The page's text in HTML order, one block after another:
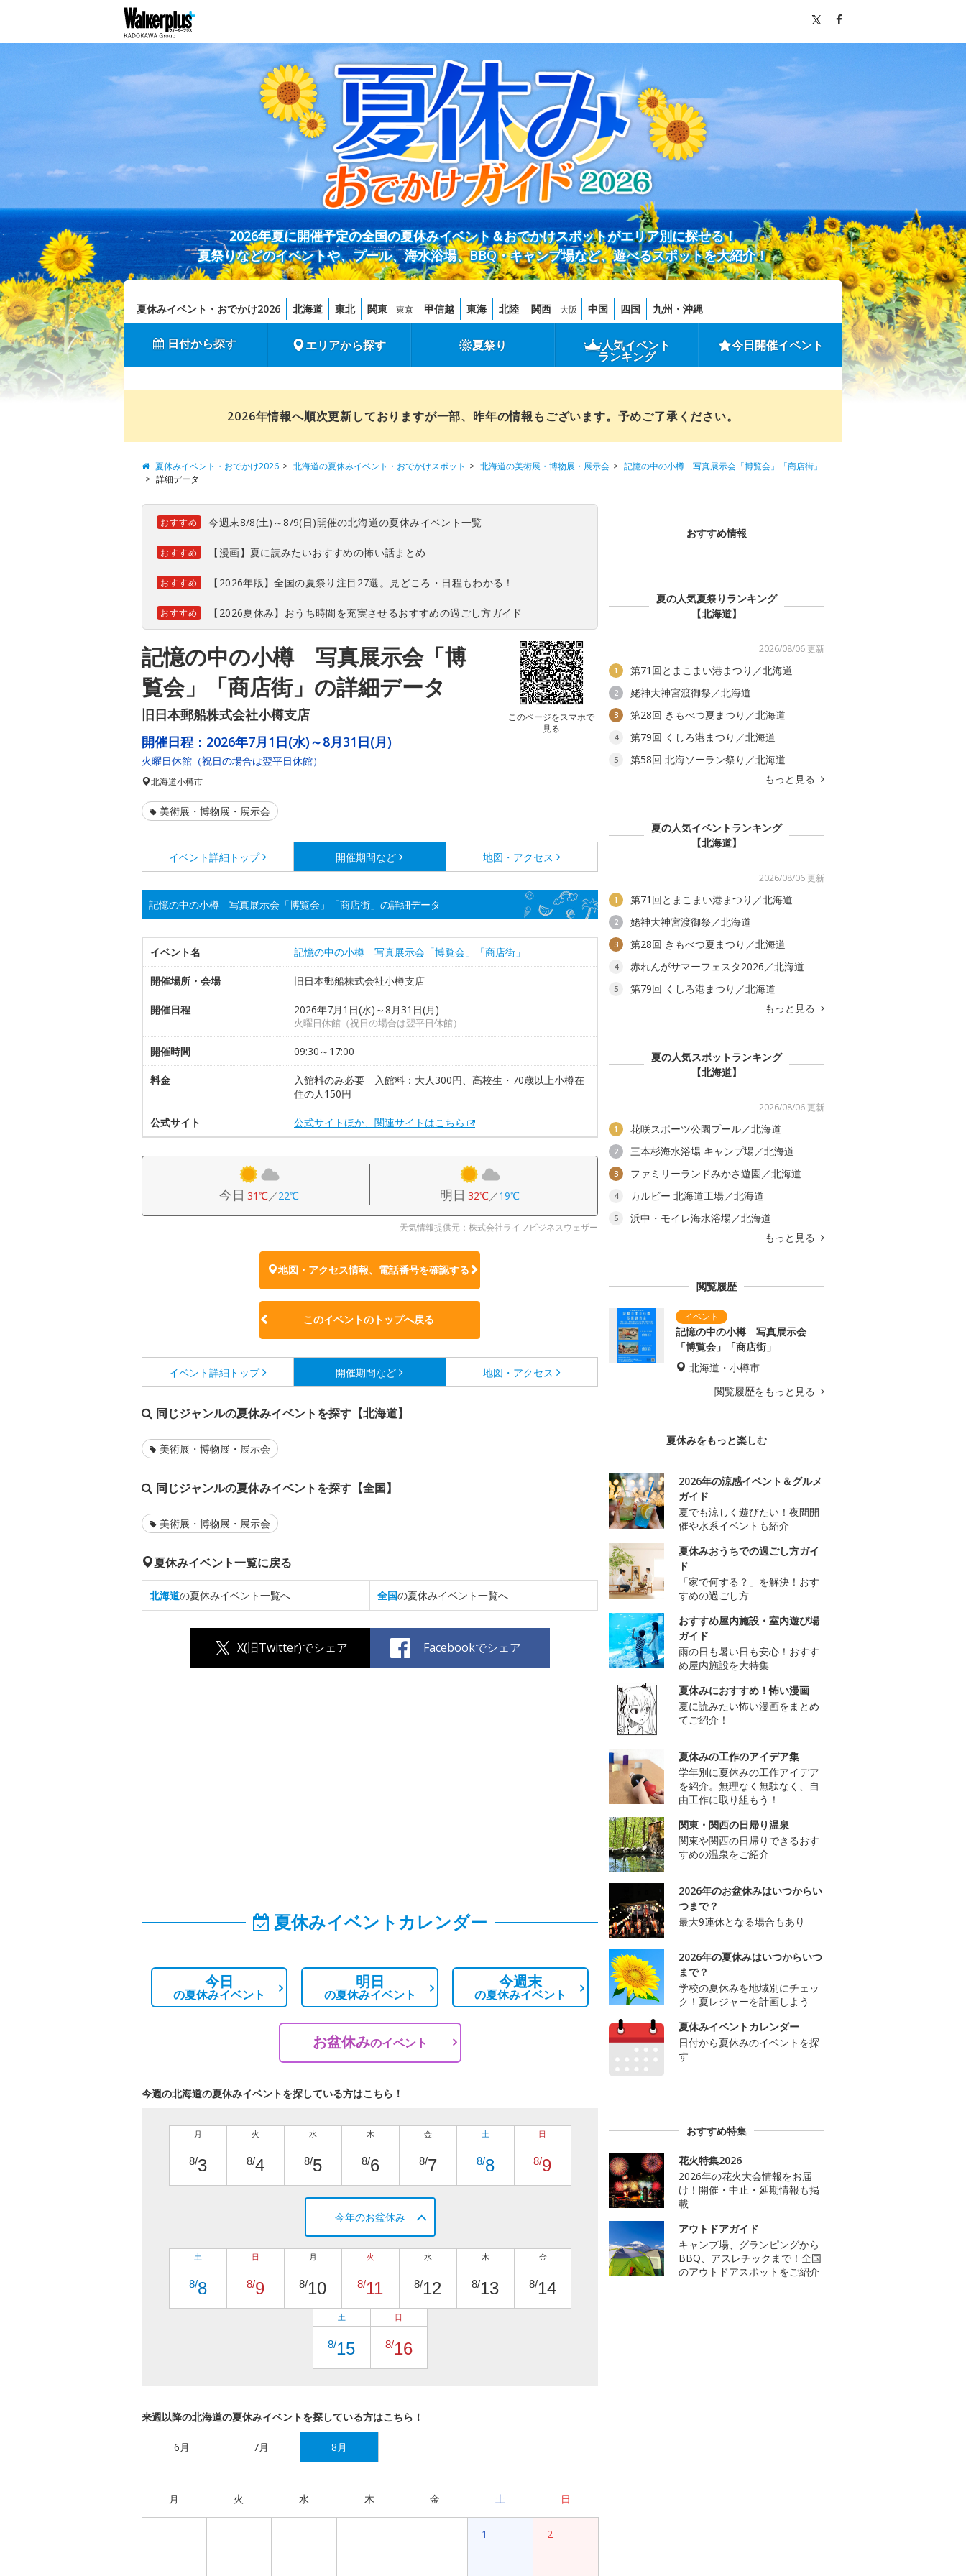
2026年夏に開催予定の全国の夏休みイベント＆おでかけスポットがエリア別に探せる！
夏祭りなどのイベントや、プール、海水浴場、BBQ・キャンプ場など、遊べるスポットを大紹介！
夏休みイベント・おでかけ2026 北海道 東北 関東 東京 甲信越 東海 北陸 関西 大阪 中国 四国 九州・沖縄
日付から探す エリアから探す 夏祭り 人気イベント
ランキング
今日開催イベント
2026年情報へ順次更新しておりますが一部、昨年の情報もございます。予めご了承ください。
夏休みイベント・おでかけ2026 北海道の夏休みイベント・おでかけスポット 北海道の美術展・博物展・展示会
記憶の中の小樽 写真展示会「博覧会」「商店街」
詳細データ
おすすめ 今週末8/8(土)～8/9(日)開催の北海道の夏休みイベント一覧
おすすめ 【漫画】夏に読みたいおすすめの怖い話まとめ
おすすめ 【2026年版】全国の夏祭り注目27選。見どころ・日程もわかる！
おすすめ 【2026夏休み】おうち時間を充実させるおすすめの過ごし方ガイド
記憶の中の小樽 写真展示会「博
覧会」「商店街」の詳細データ
旧日本郵船株式会社小樽支店
このページをスマホで
見る
開催日程： 2026年7月1日(水)～8月31日(月)
火曜日休館（祝日の場合は翌平日休館）
北海道小樽市
美術展・博物展・展示会
イベント詳細 トップ 開催期間など 地図・アクセス
記憶の中の小樽 写真展示会「博覧会」「商店街」の詳細データ
イベント名 記憶の中の小樽 写真展示会「博覧会」「商店街」
開催場所・会場 旧日本郵船株式会社小樽支店
開催日程 2026年7月1日(水)～8月31日(月)
火曜日休館（祝日の場合は翌平日休館）
開催時間 09:30～17:00
料金
入館料のみ必要 入館料：大人300円、高校生・70歳以上小樽在
住の人150円
公式サイト 公式サイトほか、関連サイトはこちら
今日 31℃／22℃ 明日 32℃／19℃
天気情報提供元：株式会社ライフビジネスウェザー
地図・アクセス情報、電話番号を確認する
このイベントのトップへ戻る
イベント詳細 トップ 開催期間など 地図・アクセス
同じジャンルの夏休みイベントを探す【北海道】
美術展・博物展・展示会
同じジャンルの夏休みイベントを探す【全国】
美術展・博物展・展示会
夏休みイベント一覧に戻る
北海道の夏休みイベント一覧へ 全国の夏休みイベント一覧へ
X(旧Twitter)でシェア Facebookでシェア
夏休みイベントカレンダー
今日
の夏休みイベント
明日
の夏休みイベント
今週末
の夏休みイベント
お盆休みのイベント
今週の北海道の夏休みイベントを探している方はこちら！
月
8/3
火
8/4
水
8/5
木
8/6
金
8/7
土
8/8
日
8/9
今年のお盆休み
土
8/8
日
8/9
月
8/10
火
8/11
水
8/12
木
8/13
金
8/14
土
8/15
日
8/16
来週以降の北海道の夏休みイベントを探している方はこちら！
6月 7月 8月
月 火 水 木 金 土 日
1 2
おすすめ情報
夏の人気夏祭りランキング
【北海道】
2026/08/06 更新
1 第71回とまこまい港まつり／北海道
2 姥神大神宮渡御祭／北海道
3 第28回 きもべつ夏まつり／北海道
4 第79回 くしろ港まつり／北海道
5
第58回 北海ソーラン祭り／北海道
もっと見る
夏の人気イベントランキング
【北海道】
2026/08/06 更新
1 第71回とまこまい港まつり／北海道
2 姥神大神宮渡御祭／北海道
3 第28回 きもべつ夏まつり／北海道
4 赤れんがサマーフェスタ2026／北海道
5
第79回 くしろ港まつり／北海道
もっと見る
夏の人気スポットランキング
【北海道】
2026/08/06 更新
1 花咲スポーツ公園プール／北海道
2 三本杉海水浴場 キャンプ場／北海道
3 ファミリーランドみかさ遊園／北海道
4 カルビー 北海道工場／北海道
5
浜中・モイレ海水浴場／北海道
もっと見る
閲覧履歴
記憶の中の小樽 写真展示会
「博覧会」「商店街」
北海道・小樽市
閲覧履歴をもっと見る
夏休みをもっと楽しむ
2026年の涼感イベント＆グルメ
ガイド
夏でも涼しく遊びたい！夜間開
催や水系イベントも紹介
夏休みおうちでの過ごし方ガイ
ド
「家で何する？」を解決！おす
すめの過ごし方
おすすめ屋内施設・室内遊び場
ガイド
雨の日も暑い日も安心！おすす
め屋内施設を大特集
夏休みにおすすめ！怖い漫画
夏に読みたい怖い漫画をまとめ
てご紹介！
夏休みの工作のアイデア集
学年別に夏休みの工作アイデア
を紹介。無理なく無駄なく、自
由工作に取り組もう！
関東・関西の日帰り温泉
関東や関西の日帰りできるおす
すめの温泉をご紹介
2026年のお盆休みはいつからい
つまで？
最大9連休となる場合もあり
2026年の夏休みはいつからいつ
まで？
学校の夏休みを地域別にチェッ
ク！夏レジャーを計画しよう
夏休みイベントカレンダー
日付から夏休みのイベントを探
す
おすすめ特集
花火特集2026
2026年の花火大会情報をお届
け！開催・中止・延期情報も掲
載
アウトドアガイド
キャンプ場、グランピングから
BBQ、アスレチックまで！全国
のアウトドアスポットをご紹介